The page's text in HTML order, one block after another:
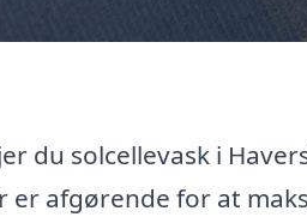
du solcellevask i
er afgørende for at